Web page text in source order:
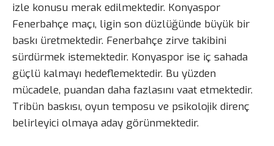
izle konusu merak edilmektedir. Konyaspor
Fenerbahçe maçı, ligin son düzlüğünde büyük bir
baskı üretmektedir. Fenerbahçe zirve takibini
sürdürmek istemektedir. Konyaspor ise iç sahada
güçlü kalmayı hedeflemektedir. Bu yüzden
mücadele, puandan daha fazlasını vaat etmektedir.
Tribün baskısı, oyun temposu ve psikolojik direnç
belirleyici olmaya aday görünmektedir.